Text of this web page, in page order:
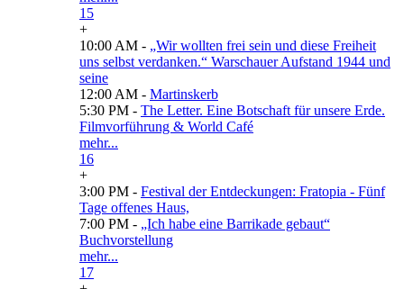
15
+
10:00 AM - „Wir wollten frei sein und diese Freiheit
uns selbst verdanken.“ Warschauer Aufstand 1944 und
seine
12:00 AM - Martinskerb
5:30 PM - The Letter. Eine Botschaft für unsere Erde.
Filmvorführung & World Café
mehr...
16
+
3:00 PM - Festival der Entdeckungen: Fratopia - Fünf
Tage offenes Haus,
7:00 PM - „Ich habe eine Barrikade gebaut“
Buchvorstellung
mehr...
17